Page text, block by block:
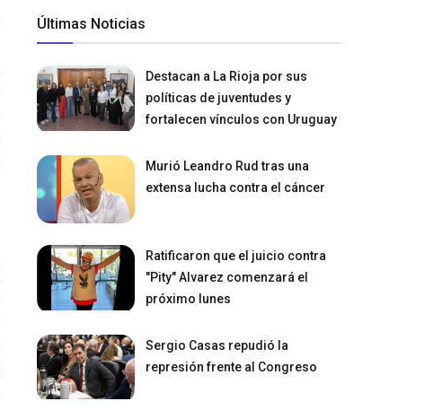
Últimas Noticias
Destacan a La Rioja por sus
políticas de juventudes y
fortalecen vínculos con Uruguay
Murió Leandro Rud tras una
extensa lucha contra el cáncer
Ratificaron que el juicio contra
"Pity" Alvarez comenzará el
próximo lunes
Sergio Casas repudió la
represión frente al Congreso